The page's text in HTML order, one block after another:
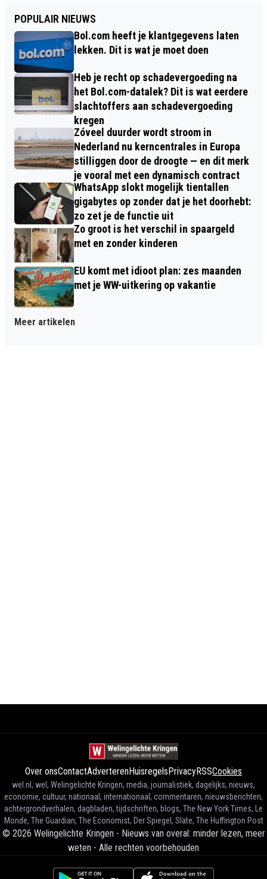
POPULAIR NIEUWS
Bol.com heeft je klantgegevens laten
lekken. Dit is wat je moet doen
Heb je recht op schadevergoeding na
het Bol.com-datalek? Dit is wat eerdere
slachtoffers aan schadevergoeding
kregen
Zóveel duurder wordt stroom in
Nederland nu kerncentrales in Europa
stilliggen door de droogte — en dit merk
je vooral met een dynamisch contract
WhatsApp slokt mogelijk tientallen
gigabytes op zonder dat je het doorhebt:
zo zet je de functie uit
Zo groot is het verschil in spaargeld
met en zonder kinderen
EU komt met idioot plan: zes maanden
met je WW-uitkering op vakantie
Meer artikelen
Over onsContactAdverterenHuisregels PrivacyRSSCookies
wel.nl, wel, Welingelichte Kringen, media, journalistiek, dagelijks, nieuws,
economie, cultuur, nationaal, internationaal, commentaren, nieuwsberichten,
achtergrondverhalen, dagbladen, tijdschriften, blogs, The New York Times, Le
Monde, The Guardian, The Economist, Der Spiegel, Slate, The Huffington Post
© 2026 Welingelichte Kringen - Nieuws van overal: minder lezen, meer
weten - Alle rechten voorbehouden